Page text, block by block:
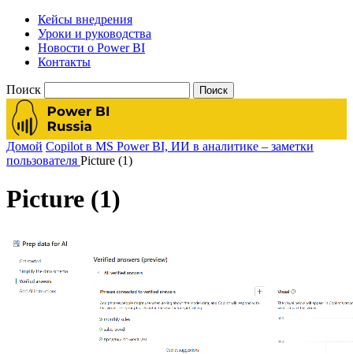
Кейсы внедрения
Уроки и руководства
Новости о Power BI
Контакты
Поиск
Домой Copilot в MS Power BI, ИИ в аналитике – заметки
пользователя Picture (1)
Picture (1)